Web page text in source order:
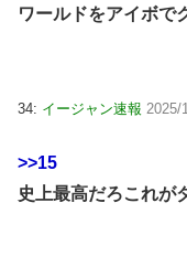
ワールドをアイボで
34: イージャン速報 2025/
>>15
史上最高だろこれが